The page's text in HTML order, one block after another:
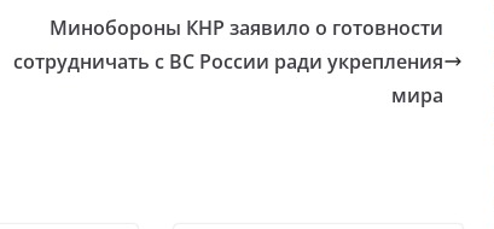
Минобороны КНР заявило о готовности
сотрудничать с ВС России ради укрепления
мира